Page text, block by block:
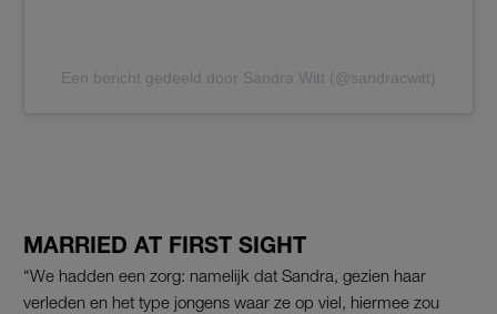
Een bericht gedeeld door Sandra Witt (@sandracwitt)
MARRIED AT FIRST SIGHT
“We hadden een zorg: namelijk dat Sandra, gezien haar
verleden en het type jongens waar ze op viel, hiermee zou